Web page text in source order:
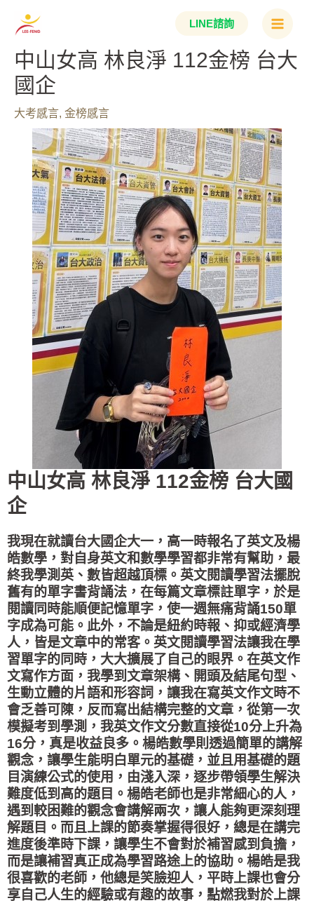
LINE諮詢
Main
Menu
中山女高 林良淨 112金榜 台大
國企
大考感言, 金榜感言
中山女高 林良淨 112金榜 台大國
企
我現在就讀台大國企大一，高一時報名了英文及楊
皓數學，對自身英文和數學學習都非常有幫助，最
終我學測英、數皆超越頂標。英文閱讀學習法擺脫
舊有的單字書背誦法，在每篇文章標註單字，於是
閱讀同時能順便記憶單字，使一週無痛背誦150單
字成為可能。此外，不論是紐約時報、抑或經濟學
人，皆是文章中的常客。英文閱讀學習法讓我在學
習單字的同時，大大擴展了自己的眼界。在英文作
文寫作方面，我學到文章架構、開頭及結尾句型、
生動立體的片語和形容詞，讓我在寫英文作文時不
會乏善可陳，反而寫出結構完整的文章，從第一次
模擬考到學測，我英文作文分數直接從10分上升為
16分，真是收益良多。楊皓數學則透過簡單的講解
觀念，讓學生能明白單元的基礎，並且用基礎的題
目演練公式的使用，由淺入深，逐步帶領學生解決
難度低到高的題目。楊皓老師也是非常細心的人，
遇到較困難的觀念會講解兩次，讓人能夠更深刻理
解題目。而且上課的節奏掌握得很好，總是在講完
進度後準時下課，讓學生不會對於補習感到負擔，
而是讓補習真正成為學習路途上的協助。楊皓是我
很喜歡的老師，他總是笑臉迎人，平時上課也會分
享自己人生的經驗或有趣的故事，點燃我對於上課